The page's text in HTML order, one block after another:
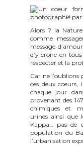
Alors ? la
comme
message
d’y croire en
respecter et la
Car ne l’oublions
ces deux
chaque jour
provenant des
chimiques et
urines ainsi que
Kappa… pas de
population du
l’urbanisation